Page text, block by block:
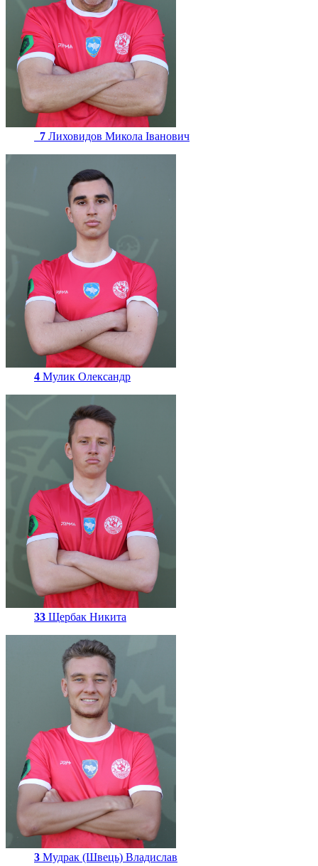
7 Лиховидов Микола Іванович
4 Мулик Олександр
33 Щербак Никита
3 Мудрак (Швець) Владислав